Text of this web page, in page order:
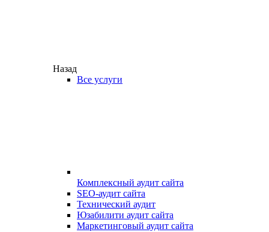
Назад
Все услуги
Комплексный аудит сайта
SEO-аудит сайта
Технический аудит
Юзабилити аудит сайта
Маркетинговый аудит сайта